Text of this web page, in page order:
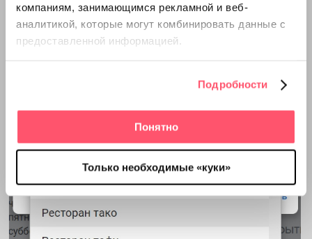
компаниям, занимающимся рекламной и веб-
аналитикой, которые могут комбинировать данные с
предоставленной информацией.
Подробности
Понятно
Только необходимые «куки»